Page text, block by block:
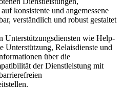
konsistente und angemessene
verständlich und robust gestaltet
Unterstützungsdiensten wie Help-
Unterstützung, Relaisdienste und
über die
der Dienstleistung mit